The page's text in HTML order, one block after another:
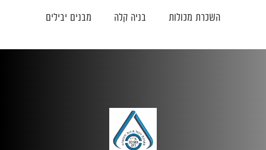
השכרת מכולות בניה קלה מבנים יבילים